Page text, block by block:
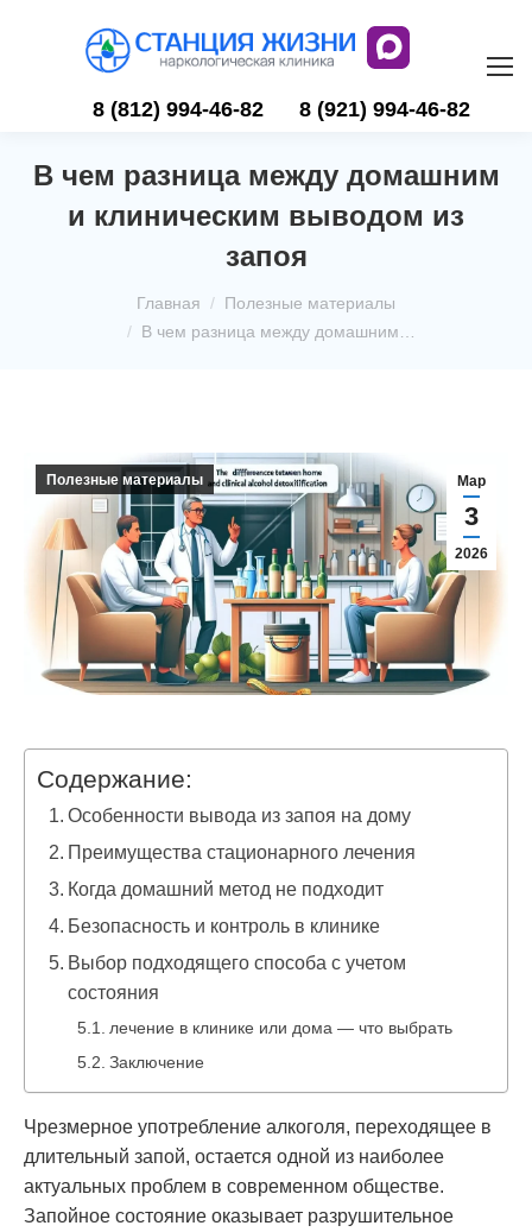
8 (812) 994-46-82 8 (921) 994-46-82
В чем разница между домашним
и клиническим выводом из
запоя
Главная
Полезные материалы
В чем разница между домашним…
Мар
3
2026
Полезные материалы
Содержание:
Особенности вывода из запоя на дому
Преимущества стационарного лечения
Когда домашний метод не подходит
Безопасность и контроль в клинике
Выбор подходящего способа с учетом
состояния
лечение в клинике или дома — что выбрать
Заключение
Чрезмерное употребление алкоголя, переходящее в
длительный запой, остается одной из наиболее
актуальных проблем в современном обществе.
Запойное состояние оказывает разрушительное